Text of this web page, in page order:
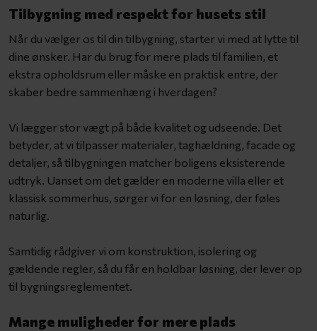
Tilbygning med respekt for husets stil
Når du vælger os til din tilbygning, starter vi med at lytte til
dine ønsker. Har du brug for mere plads til familien, et
ekstra opholdsrum eller måske en praktisk entre, der
skaber bedre sammenhæng i hverdagen?
Vi lægger stor vægt på både kvalitet og udseende. Det
betyder, at vi tilpasser materialer, taghældning, facade og
detaljer, så tilbygningen matcher boligens eksisterende
udtryk. Uanset om det gælder en moderne villa eller et
klassisk sommerhus, sørger vi for en løsning, der føles
naturlig.
Samtidig rådgiver vi om konstruktion, isolering og
gældende regler, så du får en holdbar løsning, der lever op
til bygningsreglementet.
Mange muligheder for mere plads